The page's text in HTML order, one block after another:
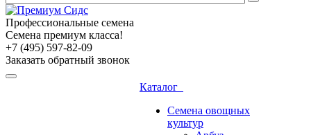
Профессиональные семена
Семена премиум класса!
+7 (495) 597-82-09
Заказать обратный звонок
Каталог
Семена овощных
культур